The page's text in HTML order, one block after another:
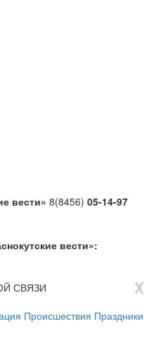
вести» 8(8456) 05-14-97
вести»:
X
СВЯЗИ
Происшествия Праздники